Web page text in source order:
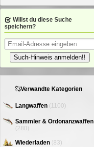
Willst du diese Suche
speichern?
Such-Hinweis anmelden!!
Verwandte Kategorien
Langwaffen (1100)
Sammler & Ordonanzwaffen
(280)
Wiederladen (83)